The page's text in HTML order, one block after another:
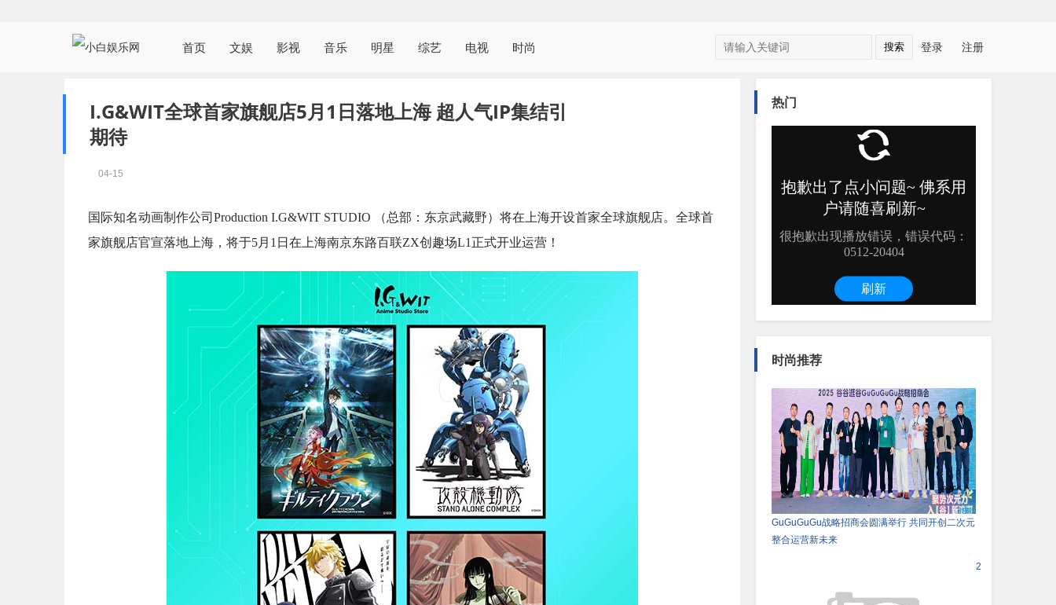
首页 文娱 影视 音乐 明星 综艺 电视 时尚 登录 注册
I.G&WIT全球首家旗舰店5月1日落地上海 超人气IP集结引
期待
04-15
国际知名动画制作公司Production I.G&WIT STUDIO （总部：东京武藏野）将在上海开设首家全球旗舰店。全球首
家旗舰店官宣落地上海，将于5月1日在上海南京东路百联ZX创趣场L1正式开业运营！
热门
时尚推荐
GuGuGuGu战略招商会圆满举行 共同开创二次元
整合运营新未来
2